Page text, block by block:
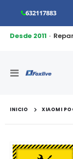
632117883
Desde 2011·
Toggle
INICIO XIAOMI
Saltar
al